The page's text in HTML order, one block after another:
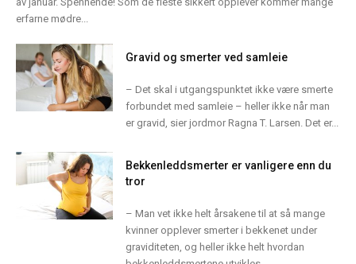
erfarne mødre...
Gravid og smerter ved samleie
– Det skal i utgangspunktet ikke være smerte
forbundet med samleie – heller ikke når man
er gravid, sier jordmor Ragna T. Larsen. Det er...
Bekkenleddsmerter er vanligere enn du
tror
– Man vet ikke helt årsakene til at så mange
kvinner opplever smerter i bekkenet under
graviditeten, og heller ikke helt hvordan